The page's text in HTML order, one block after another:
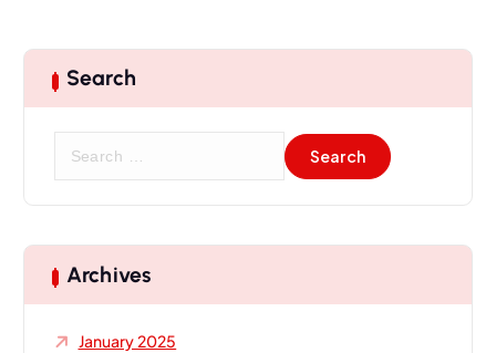
Search
Archives
January 2025